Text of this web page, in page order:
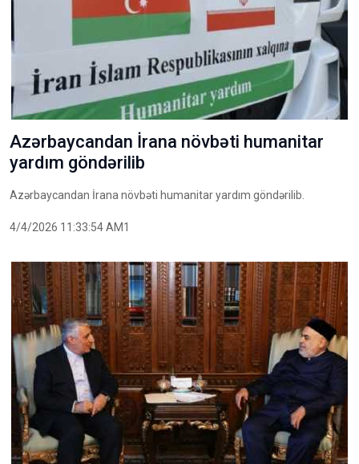
Azərbaycandan İrana növbəti humanitar
yardım göndərilib
Azərbaycandan İrana növbəti humanitar yardım göndərilib.
4/4/2026 11:33:54 AM1